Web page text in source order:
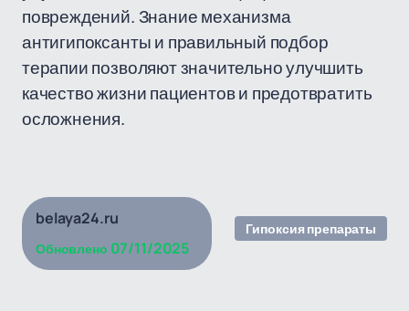
повреждений. Знание механизма
антигипоксанты и правильный подбор
терапии позволяют значительно улучшить
качество жизни пациентов и предотвратить
осложнения.
belaya24.ru
Обновлено 07/11/2025
Гипоксия препараты